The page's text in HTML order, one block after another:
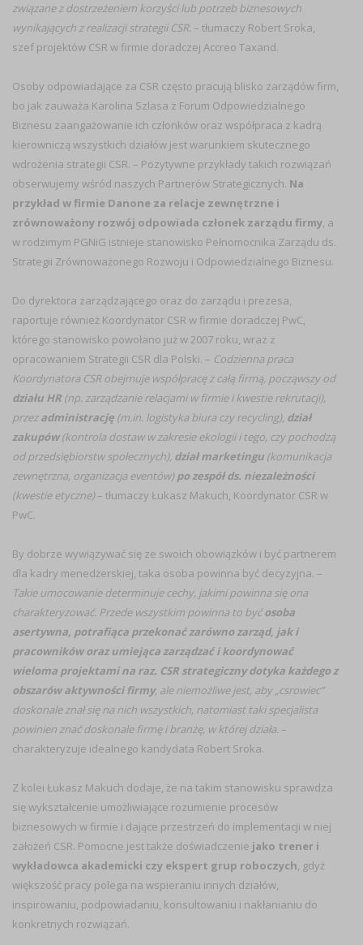
związane z dostrzeżeniem korzyści lub potrzeb biznesowych
wynikających z realizacji strategii CSR. – tłumaczy Robert Sroka,
szef projektów CSR w firmie doradczej Accreo Taxand.
Osoby odpowiadające za CSR często pracują blisko zarządów firm,
bo jak zauważa Karolina Szlasa z Forum Odpowiedzialnego
Biznesu zaangażowanie ich członków oraz współpraca z kadrą
kierowniczą wszystkich działów jest warunkiem skutecznego
wdrożenia strategii CSR. – Pozytywne przykłady takich rozwiązań
obserwujemy wśród naszych Partnerów Strategicznych. Na
przykład w firmie Danone za relacje zewnętrzne i
zrównoważony rozwój odpowiada członek zarządu firmy, a
w rodzimym PGNiG istnieje stanowisko Pełnomocnika Zarządu ds.
Strategii Zrównoważonego Rozwoju i Odpowiedzialnego Biznesu.
Do dyrektora zarządzającego oraz do zarządu i prezesa,
raportuje również Koordynator CSR w firmie doradczej PwC,
którego stanowisko powołano już w 2007 roku, wraz z
opracowaniem Strategii CSR dla Polski. – Codzienna praca
Koordynatora CSR obejmuje współpracę z całą firmą, począwszy od
działu HR (np. zarządzanie relacjami w firmie i kwestie rekrutacji),
przezadministrację (m.in. logistyka biura czy recycling), dział
zakupów(kontrola dostaw w zakresie ekologii i tego, czy pochodzą
od przedsiębiorstw społecznych), dział marketingu (komunikacja
zewnętrzna, organizacja eventów)po zespół ds. niezależności
(kwestie etyczne)– tłumaczy Łukasz Makuch, Koordynator CSR w
PwC.
By dobrze wywiązywać się ze swoich obowiązków i być partnerem
dla kadry menedżerskiej, taka osoba powinna być decyzyjna. –
Takie umocowanie determinuje cechy, jakimi powinna się ona
charakteryzować. Przede wszystkim powinna to byćosoba
asertywna, potrafiąca przekonać zarówno zarząd, jak i
pracowników oraz umiejąca zarządzać i koordynować
wieloma projektami na raz. CSR strategiczny dotyka każdego z
obszarów aktywności firmy, ale niemożliwe jest, aby „csrowiec”
doskonale znał się na nich wszystkich, natomiast taki specjalista
powinien znać doskonale firmę i branżę, w której działa. –
charakteryzuje idealnego kandydata Robert Sroka.
Z kolei Łukasz Makuch dodaje, że na takim stanowisku sprawdza
się wykształcenie umożliwiające rozumienie procesów
biznesowych w firmie i dające przestrzeń do implementacji w niej
założeń CSR. Pomocne jest także doświadczenie jako trener i
wykładowca akademicki czy ekspert grup roboczych, gdyż
większość pracy polega na wspieraniu innych działów,
inspirowaniu, podpowiadaniu, konsultowaniu i nakłanianiu do
konkretnych rozwiązań.